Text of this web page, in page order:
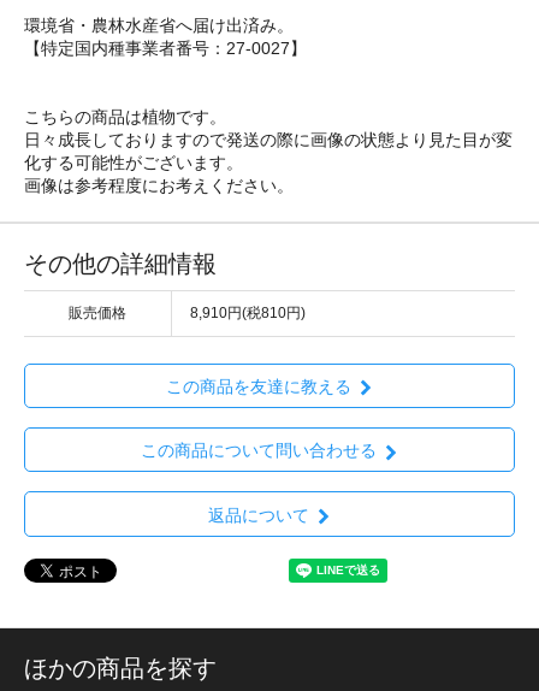
環境省・農林水産省へ届け出済み。
【特定国内種事業者番号：27-0027】
こちらの商品は植物です。
日々成長しておりますので発送の際に画像の状態より見た目が変
化する可能性がございます。
画像は参考程度にお考えください。
その他の詳細情報
販売価格 8,910円(税810円)
この商品を友達に教える
この商品について問い合わせる
返品について
ほかの商品を探す